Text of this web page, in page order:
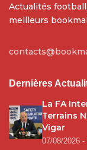
Actualités
meilleurs
Dernières
La FA
Terrains
Vigar
07/08/2026 -